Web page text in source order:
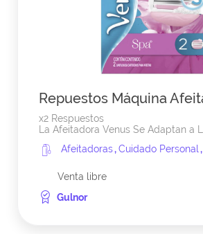
Repuestos Máquina
x2 Respuestos
La Afeitadora Venus Se Adaptan a
Afeitadoras,Cuidado Personal,
Venta libre
Gulnor